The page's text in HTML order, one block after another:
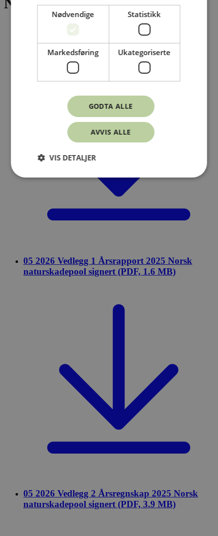
05 2026 Innkalling til årsmøte i Norsk
naturskadepool 25 06 2026 (PDF)
05 2026 Vedlegg 1 Årsrapport 2025 Norsk
naturskadepool signert (PDF, 1.6 MB)
05 2026 Vedlegg 2 Årsregnskap 2025 Norsk
naturskadepool signert (PDF, 3.9 MB)
Nødvendige Statistikk
Markedsføring Ukategoriserte
GODTA ALLE
AVVIS ALLE
VIS DETALJER